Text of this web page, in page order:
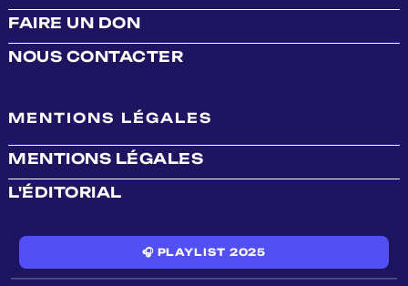
FAIRE UN DON
NOUS CONTACTER
MENTIONS LÉGALES
MENTIONS LÉGALES
L'ÉDITORIAL
🎧 PLAYLIST 2025